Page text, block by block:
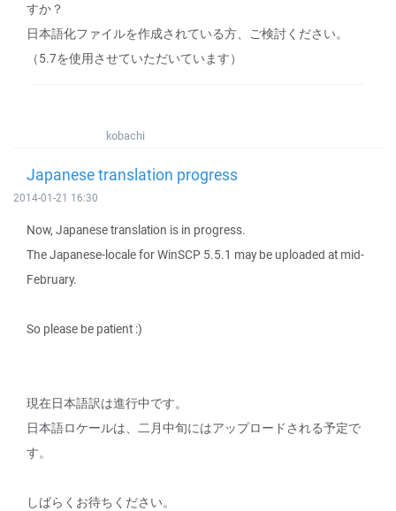
すか？
日本語化ファイルを作成されている方、ご検討ください。
（5.7を使用させていただいています）
kobachi
Japanese translation progress
2014-01-21 16:30
Now, Japanese translation is in progress.
The Japanese-locale for WinSCP 5.5.1 may be uploaded at mid-
February.
So please be patient :)
現在日本語訳は進行中です。
日本語ロケールは、二月中旬にはアップロードされる予定で
す。
しばらくお待ちください。